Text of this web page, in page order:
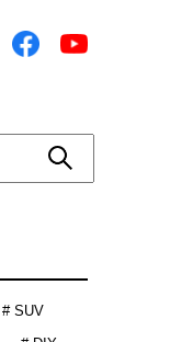
# SUV